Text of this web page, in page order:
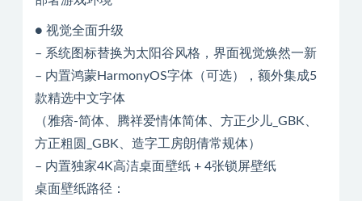
● 视觉全面升级
– 系统图标替换为太阳谷风格，界面视觉焕然一新
– 内置鸿蒙HarmonyOS字体（可选），额外集成5
款精选中文字体
（雅痞-简体、腾祥爱情体简体、方正少儿_GBK、
方正粗圆_GBK、造字工房朗倩常规体）
– 内置独家4K高洁桌面壁纸 + 4张锁屏壁纸
桌面壁纸路径：